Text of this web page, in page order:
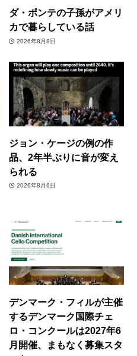
ダ・ポンテの子孫がアメリ
カで暮らしている話
2026年8月8日
ジョン・ケージの例の作
品、2年半ぶりに音が変え
られる
2026年8月6日
デンマーク・フィルが主催
するデンマーク国際チェ
ロ・コンクールは2027年6
月開催、まもなく募集スタ